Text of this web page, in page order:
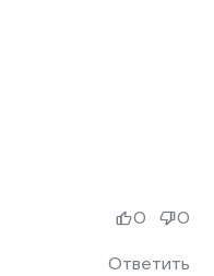
Ответить
0 0